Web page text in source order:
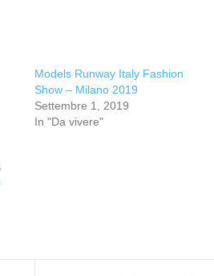
Models Runway Italy Fashion
Show – Milano 2019
Settembre 1, 2019
In "Da vivere"